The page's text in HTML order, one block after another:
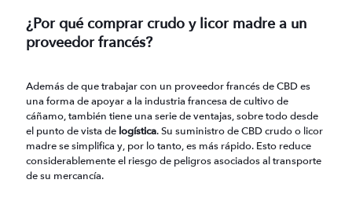
¿Por qué comprar crudo y licor madre a un
proveedor francés?
Además de que trabajar con un proveedor francés de CBD es
una forma de apoyar a la industria francesa de cultivo de
cáñamo, también tiene una serie de ventajas, sobre todo desde
el punto de vista de logística. Su suministro de CBD crudo o licor
madre se simplifica y, por lo tanto, es más rápido. Esto reduce
considerablemente el riesgo de peligros asociados al transporte
de su mercancía.